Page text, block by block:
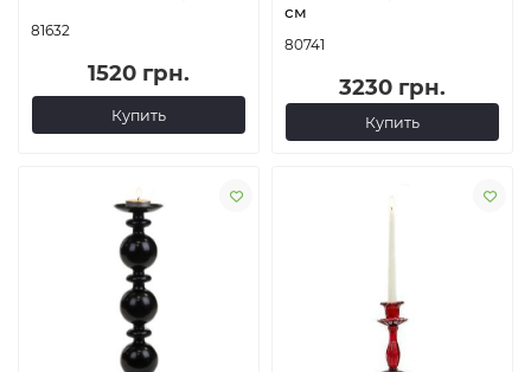
81632
1520 грн.
Купить
см
80741
3230 грн.
Купить